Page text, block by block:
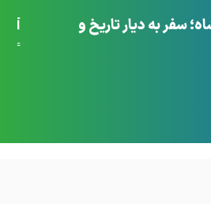
سفر به دیار تاریخ و
۱۴-مهر-۱۴۰۴